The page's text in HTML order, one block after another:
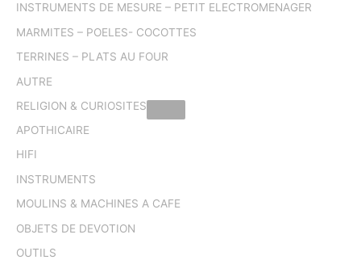
INSTRUMENTS DE MESURE – PETIT ELECTROMENAGER
MARMITES – POELES- COCOTTES
TERRINES – PLATS AU FOUR
AUTRE
RELIGION & CURIOSITES
APOTHICAIRE
HIFI
INSTRUMENTS
MOULINS & MACHINES A CAFE
OBJETS DE DEVOTION
OUTILS